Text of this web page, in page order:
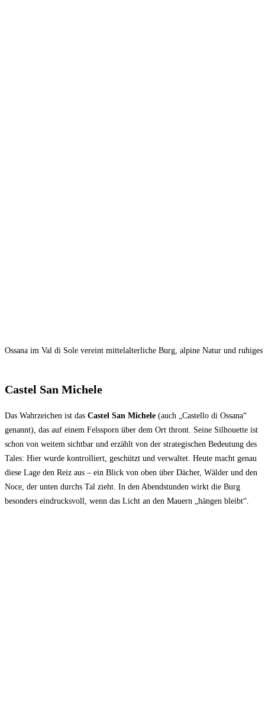
Ossana im Val di Sole vereint mittelalterliche Burg, alpine Natur und
Castel San Michele
Das Wahrzeichen ist das Castel San Michele (auch „Castello di Ossana“
genannt), das auf einem Felssporn über dem Ort thront. Seine Silhouette ist
schon von weitem sichtbar und erzählt von der strategischen Bedeutung des
Tales: Hier wurde kontrolliert, geschützt und verwaltet. Heute macht genau
diese Lage den Reiz aus – ein Blick von oben über Dächer, Wälder und den
Noce, der unten durchs Tal zieht. In den Abendstunden wirkt die Burg
besonders eindrucksvoll, wenn das Licht an den Mauern „hängen bleibt“.